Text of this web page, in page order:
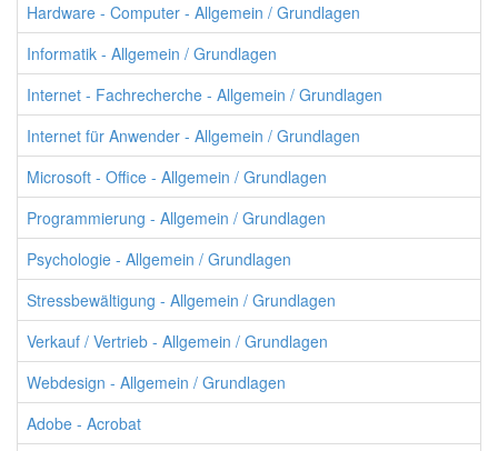
Hardware - Computer - Allgemein / Grundlagen
Informatik - Allgemein / Grundlagen
Internet - Fachrecherche - Allgemein / Grundlagen
Internet für Anwender - Allgemein / Grundlagen
Microsoft - Office - Allgemein / Grundlagen
Programmierung - Allgemein / Grundlagen
Psychologie - Allgemein / Grundlagen
Stressbewältigung - Allgemein / Grundlagen
Verkauf / Vertrieb - Allgemein / Grundlagen
Webdesign - Allgemein / Grundlagen
Adobe - Acrobat